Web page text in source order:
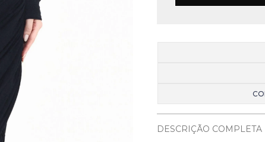
DESCRIÇÃO COMPLETA